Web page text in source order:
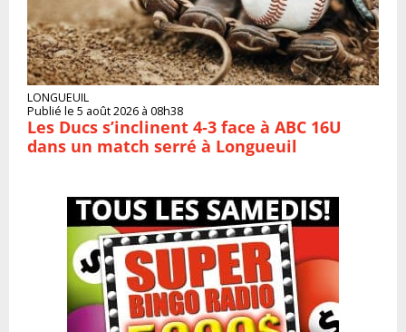
LONGUEUIL
Publié le 5 août 2026 à 08h38
Les Ducs s’inclinent 4‑3 face à ABC 16U
dans un match serré à Longueuil